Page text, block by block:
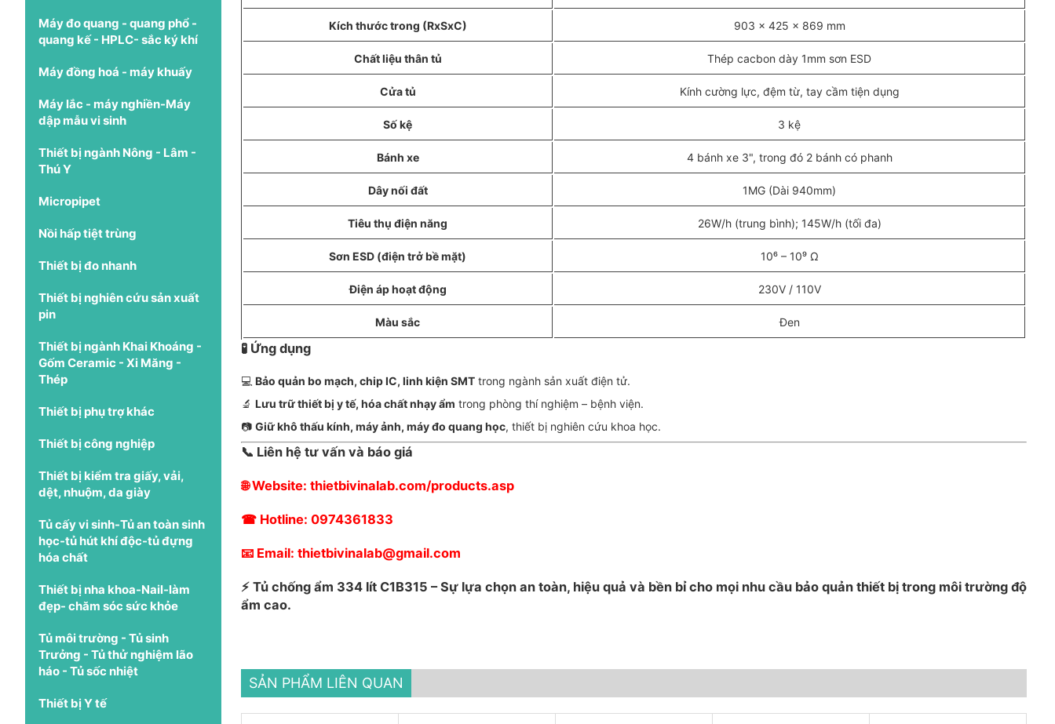
Máy đo quang - quang phổ -
quang kế - HPLC- sắc ký khí
Máy đồng hoá - máy khuấy
Máy lắc - máy nghiền-Máy
dập mẫu vi sinh
Thiết bị ngành Nông - Lâm -
Thú Y
Micropipet
Nồi hấp tiệt trùng
Thiết bị đo nhanh
Thiết bị nghiên cứu sản xuất
pin
Thiết bị ngành Khai Khoáng -
Gốm Ceramic - Xi Măng -
Thép
Thiết bị phụ trợ khác
Thiết bị công nghiệp
Thiết bị kiểm tra giấy, vải,
dệt, nhuộm, da giày
Tủ cấy vi sinh-Tủ an toàn sinh
học-tủ hút khí độc-tủ đựng
hóa chất
Thiết bị nha khoa-Nail-làm
đẹp- chăm sóc sức khỏe
Tủ môi trường - Tủ sinh
Trưởng - Tủ thử nghiệm lão
háo - Tủ sốc nhiệt
Thiết bị Y tế
Kích thước trong (RxSxC) 903 x 425 x 869 mm
Chất liệu thân tủ Thép cacbon dày 1mm sơn ESD
Cửa tủ Kính cường lực, đệm từ, tay cầm tiện dụng
Số kệ 3 kệ
Bánh xe 4 bánh xe 3", trong đó 2 bánh có phanh
Dây nối đất 1MG (Dài 940mm)
Tiêu thụ điện năng 26W/h (trung bình); 145W/h (tối đa)
Sơn ESD (điện trở bề mặt) 10⁶ – 10⁹ Ω
Điện áp hoạt động 230V / 110V
Màu sắc Đen
🧪 Ứng dụng
💻 Bảo quản bo mạch, chip IC, linh kiện SMT trong ngành sản xuất điện tử.
🔬 Lưu trữ thiết bị y tế, hóa chất nhạy ẩm trong phòng thí nghiệm – bệnh viện.
📷 Giữ khô thấu kính, máy ảnh, máy đo quang học, thiết bị nghiên cứu khoa học.
📞 Liên hệ tư vấn và báo giá
🌐 Website: thietbivinalab.com/products.asp
☎ Hotline: 0974361833
📧 Email: thietbivinalab@gmail.com
⚡ Tủ chống ẩm 334 lít C1B315 – Sự lựa chọn an toàn, hiệu quả và bền bỉ cho mọi nhu cầu bảo quản thiết bị trong môi trường độ
ẩm cao.
SẢN PHẨM LIÊN QUAN